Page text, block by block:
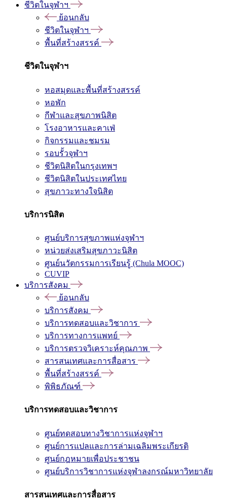
ชีวิตในจุฬาฯ
ย้อนกลับ
ชีวิตในจุฬาฯ
พื้นที่สร้างสรรค์
ชีวิตในจุฬาฯ
หอสมุดและพื้นที่สร้างสรรค์
หอพัก
กีฬาและสุขภาพนิสิต
โรงอาหารและคาเฟ่
กิจกรรมและชมรม
รอบรั้วจุฬาฯ
ชีวิตนิสิตในกรุงเทพฯ
ชีวิตนิสิตในประเทศไทย
สุขภาวะทางใจนิสิต
บริการนิสิต
ศูนย์บริการสุขภาพแห่งจุฬาฯ
หน่วยส่งเสริมสุขภาวะนิสิต
ศูนย์นวัตกรรมการเรียนรู้ (Chula MOOC)
CUVIP
บริการสังคม
ย้อนกลับ
บริการสังคม
บริการทดสอบและวิชาการ
บริการทางการแพทย์
บริการตรวจวิเคราะห์คุณภาพ
สารสนเทศและการสื่อสาร
พื้นที่สร้างสรรค์
พิพิธภัณฑ์
บริการทดสอบและวิชาการ
ศูนย์ทดสอบทางวิชาการแห่งจุฬาฯ
ศูนย์การแปลและการล่ามเฉลิมพระเกียรติ
ศูนย์กฎหมายเพื่อประชาชน
ศูนย์บริการวิชาการแห่งจุฬาลงกรณ์มหาวิทยาลัย
สารสนเทศและการสื่อสาร